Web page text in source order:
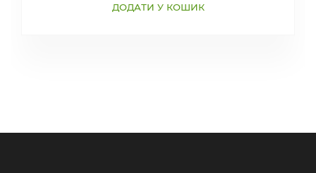
ДОДАТИ У КОШИК